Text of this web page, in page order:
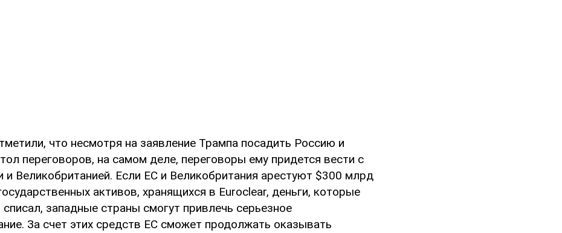
что несмотря на заявление Трампа посадить Россию и
переговоров, на самом деле, переговоры ему придется вести с
и Великобританией. Если ЕС и Великобритания арестуют $300 млрд
активов, хранящихся в Euroclear, деньги, которые
западные страны смогут привлечь серьезное
За счет этих средств ЕС сможет продолжать оказывать